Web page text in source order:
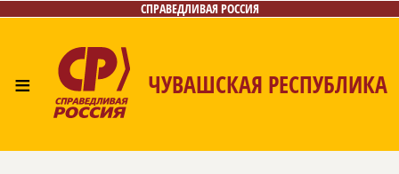
СПРАВЕДЛИВАЯ РОССИЯ
≡ ЧУВАШСКАЯ РЕСПУБЛИКА